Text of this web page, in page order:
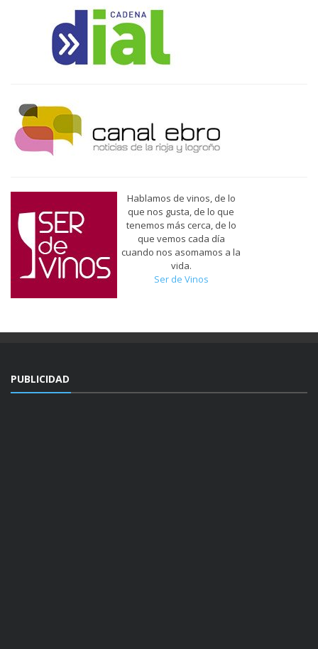
Hablamos de vinos, de lo
que nos gusta, de lo que
tenemos más cerca, de lo
que vemos cada día
cuando nos asomamos a la
vida.
Ser de Vinos
PUBLICIDAD